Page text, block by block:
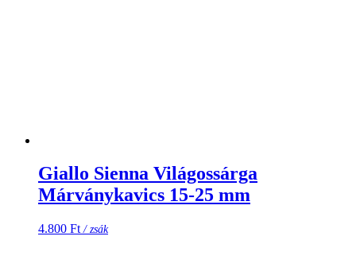
Giallo Sienna Világossárga
Márványkavics 15-25 mm
4.800 Ft/ zsák